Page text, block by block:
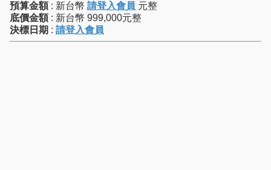
預算金額 : 新台幣 請登入會員 元整
底價金額 : 新台幣 999,000元整
決標日期 : 請登入會員